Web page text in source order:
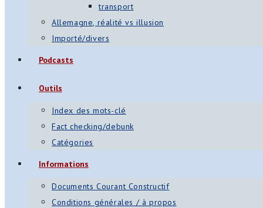
transport
Allemagne, réalité vs illusion
Importé/divers
Podcasts
Outils
Index des mots-clé
Fact checking/debunk
Catégories
Informations
Documents Courant Constructif
Conditions générales / à propos